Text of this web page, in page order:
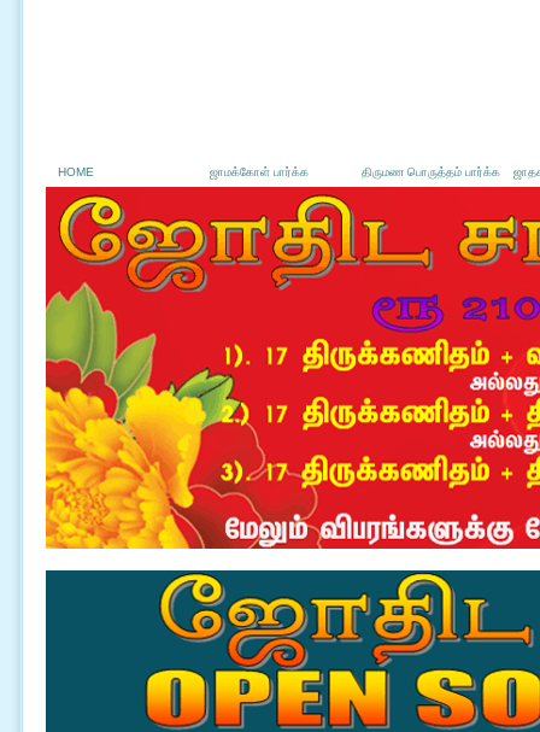
HOME ஜாமக்கோள் பார்க்க திருமண பொருத்தம் பார்க்க